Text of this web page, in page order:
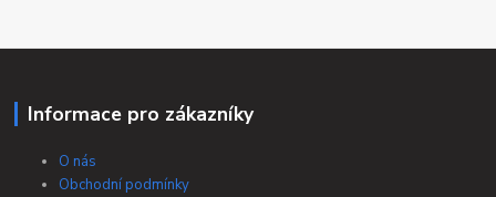
Informace pro zákazníky
O nás
Obchodní podmínky